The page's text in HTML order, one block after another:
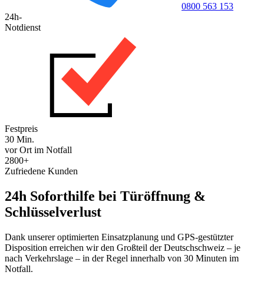
0800 563 153
24h-
Notdienst
Festpreis
30 Min.
vor Ort im Notfall
2800+
Zufriedene Kunden
24h Soforthilfe bei Türöffnung &
Schlüsselverlust
Dank unserer optimierten Einsatzplanung und GPS-gestützter
Disposition erreichen wir den Großteil der Deutschschweiz – je
nach Verkehrslage – in der Regel innerhalb von 30 Minuten im
Notfall.